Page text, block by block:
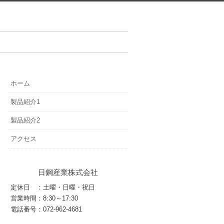
ホーム
製品紹介1
製品紹介2
アクセス
日鋼産業株式会社
定休日 ：土曜・日曜・祝日
営業時間：8:30～17:30
電話番号：072-962-4681